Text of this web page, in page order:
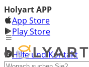
Holyart APP
App Store
Play Store
Hilfe und Kontakt